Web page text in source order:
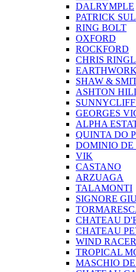
DALRYMPLE
PATRICK
RING BOLT
OXFORD
ROCKFORD
CHRIS
SHAW &
ASHTON
SUNNYCLIFF
GEORGES
ALPHA
QUINTA DO
DOMINIO DE
VIK
CASTANO
ARZUAGA
TALAMONTI
SIGNORE
CHATEAU
CHATEAU
WIND RACER
TROPICAL
MASCHIO